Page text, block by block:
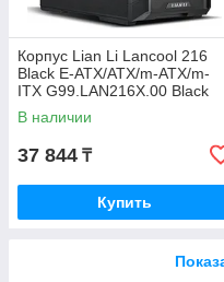
Корпус Lian Li Lancool 216
Black E-ATX/ATX/m-ATX/m-
ITX G99.LAN216X.00 Black
В наличии
37 844 ₸
Купить